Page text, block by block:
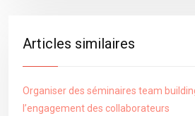
Articles similaires
Organiser des séminaires team
l’engagement des collaborateurs